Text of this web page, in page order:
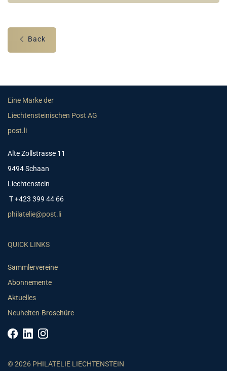
Back
Eine Marke der
Liechtensteinischen Post AG
post.li
Alte Zollstrasse 11
9494 Schaan
Liechtenstein
T +423 399 44 66
philatelie@post.li
QUICK LINKS
Sammlervereine
Abonnemente
Aktuelles
Neuheiten-Broschüre
© 2026 PHILATELIE LIECHTENSTEIN